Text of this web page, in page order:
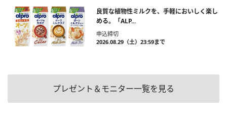
良質な植物性ミルクを、手軽においしく楽し
める。「ALP...
申込締切
2026.08.29（土）23:59まで
プレゼント＆モニター一覧を見る